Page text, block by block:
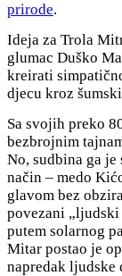
prirode.
Ideja za Trola
glumac Duško
kreirati
djecu kroz
Sa svojih preko
bezbrojnim
No, sudbina ga
način ‒ medo
glavom bez
povezani
putem solarnog
Mitar postao je
napredak